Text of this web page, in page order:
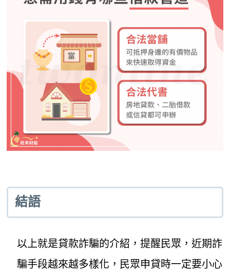
結語
以上就是貸款詐騙的介紹，提醒民眾，近期詐
騙手段越來越多樣化，民眾申貸時一定要小心